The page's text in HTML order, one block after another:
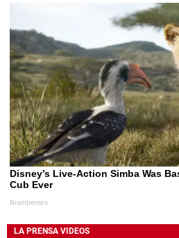
LA PRENSA VIDEOS